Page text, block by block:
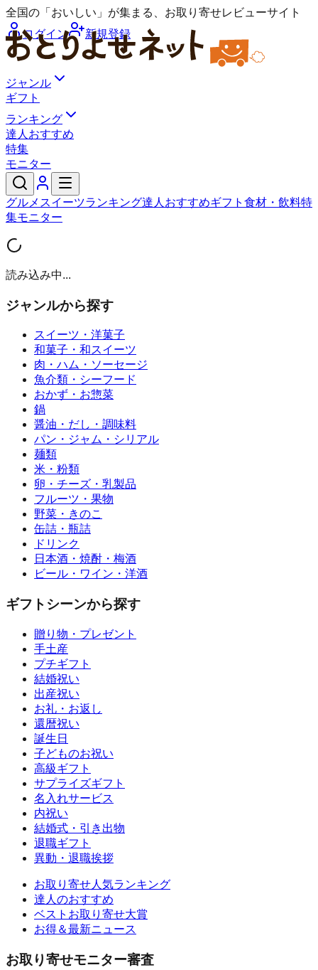
全国の「おいしい」が集まる、お取り寄せレビューサイト
ログイン
新規登録
ジャンル
ギフト
ランキング
達人おすすめ
特集
モニター
グルメ スイーツランキング達人おすすめギフト 食材・飲料特
集モニター
読み込み中...
ジャンルから探す
スイーツ・洋菓子
和菓子・和スイーツ
肉・ハム・ソーセージ
魚介類・シーフード
おかず・お惣菜
鍋
醤油・だし・調味料
パン・ジャム・シリアル
麺類
米・粉類
卵・チーズ・乳製品
フルーツ・果物
野菜・きのこ
缶詰・瓶詰
ドリンク
日本酒・焼酎・梅酒
ビール・ワイン・洋酒
ギフトシーンから探す
贈り物・プレゼント
手土産
プチギフト
結婚祝い
出産祝い
お礼・お返し
還暦祝い
誕生日
子どものお祝い
高級ギフト
サプライズギフト
名入れサービス
内祝い
結婚式・引き出物
退職ギフト
異動・退職挨拶
お取り寄せ人気ランキング
達人のおすすめ
ベストお取り寄せ大賞
お得＆最新ニュース
お取り寄せモニター審査